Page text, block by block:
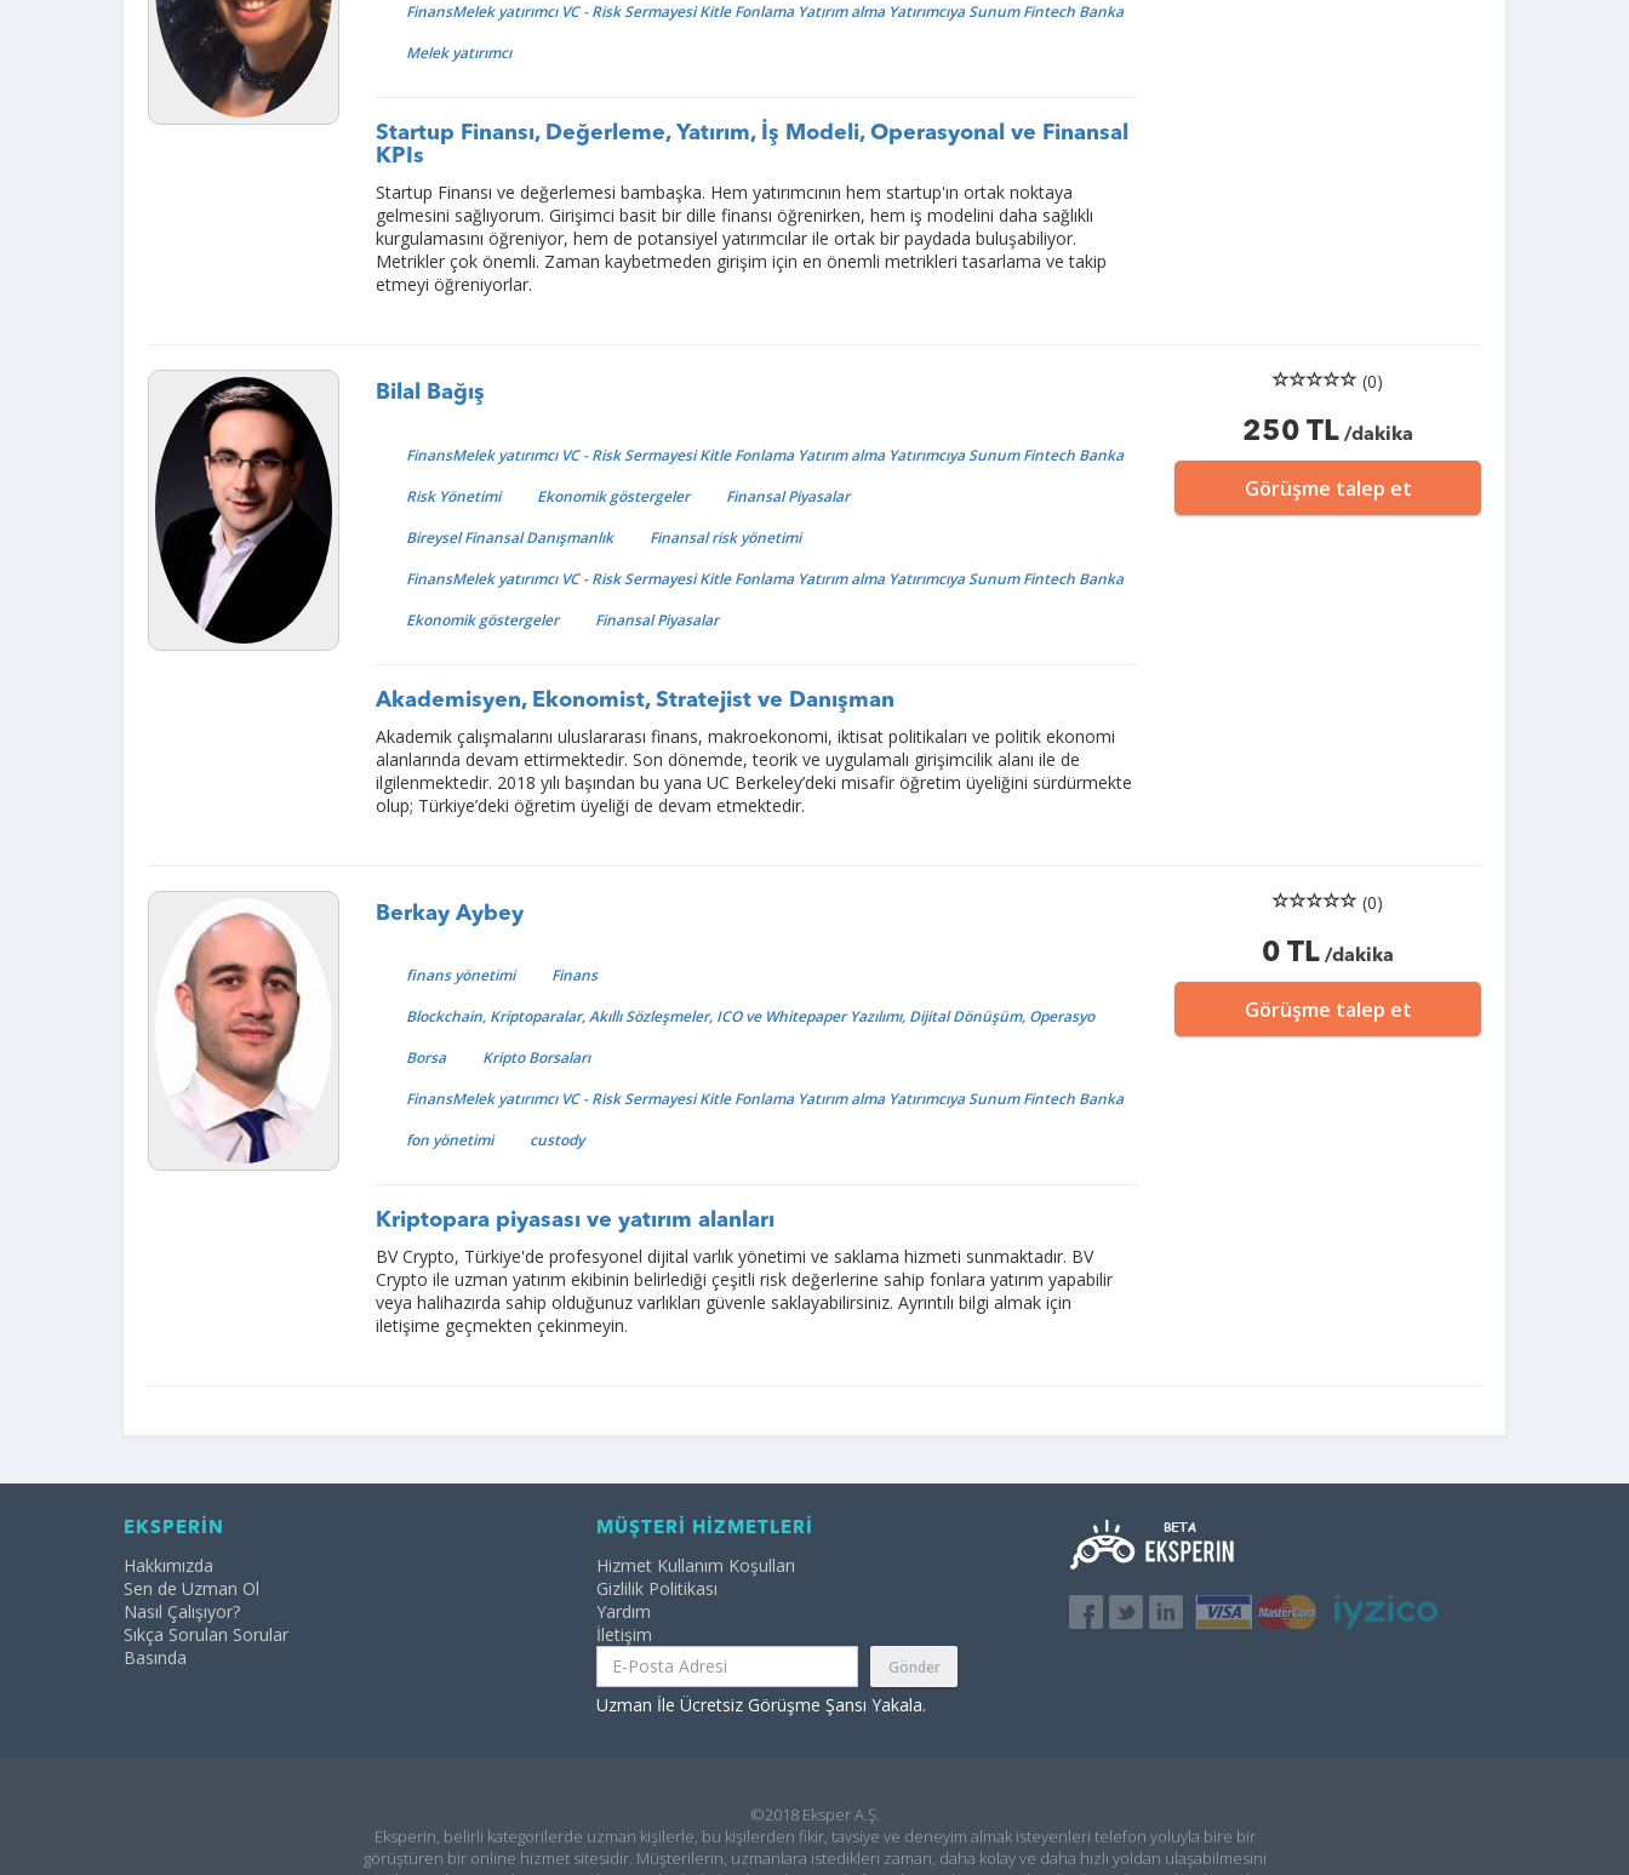
FinansMelek yatırımcı VC - Risk Sermayesi Kitle Fonlama Yatırım alma Yatırımcıya Sunum Fintech Banka
Melek yatırımcı
Startup Finansı, Değerleme, Yatırım, İş Modeli, Operasyonal ve Finansal
KPIs
Startup Finansı ve değerlemesi bambaşka. Hem yatırımcının hem startup'ın ortak noktaya
gelmesini sağlıyorum. Girişimci basit bir dille finansı öğrenirken, hem iş modelini daha sağlıklı
kurgulamasını öğreniyor, hem de potansiyel yatırımcılar ile ortak bir paydada buluşabiliyor.
Metrikler çok önemli. Zaman kaybetmeden girişim için en önemli metrikleri tasarlama ve takip
etmeyi öğreniyorlar.
Bilal Bağış
FinansMelek yatırımcı VC - Risk Sermayesi Kitle Fonlama Yatırım alma Yatırımcıya Sunum Fintech Banka
Risk Yönetimi
Ekonomik göstergeler
Finansal Piyasalar
Bireysel Finansal Danışmanlık
Finansal risk yönetimi
FinansMelek yatırımcı VC - Risk Sermayesi Kitle Fonlama Yatırım alma Yatırımcıya Sunum Fintech Banka
Ekonomik göstergeler
Finansal Piyasalar
Akademisyen, Ekonomist, Stratejist ve Danışman
Akademik çalışmalarını uluslararası finans, makroekonomi, iktisat politikaları ve politik ekonomi
alanlarında devam ettirmektedir. Son dönemde, teorik ve uygulamalı girişimcilik alanı ile de
ilgilenmektedir. 2018 yılı başından bu yana UC Berkeley’deki misafir öğretim üyeliğini sürdürmekte
olup; Türkiye’deki öğretim üyeliği de devam etmektedir.
(0)
250 TL /dakika
Görüşme talep et
Berkay Aybey
finans yönetimi
Finans
Blockchain, Kriptoparalar, Akıllı Sözleşmeler, ICO ve Whitepaper Yazılımı, Dijital Dönüşüm, Operasyo
Borsa
Kripto Borsaları
FinansMelek yatırımcı VC - Risk Sermayesi Kitle Fonlama Yatırım alma Yatırımcıya Sunum Fintech Banka
fon yönetimi
custody
Kriptopara piyasası ve yatırım alanları
BV Crypto, Türkiye'de profesyonel dijital varlık yönetimi ve saklama hizmeti sunmaktadır. BV
Crypto ile uzman yatırım ekibinin belirlediği çeşitli risk değerlerine sahip fonlara yatırım yapabilir
veya halihazırda sahip olduğunuz varlıkları güvenle saklayabilirsiniz. Ayrıntılı bilgi almak için
iletişime geçmekten çekinmeyin.
(0)
0 TL /dakika
Görüşme talep et
EKSPERİN
Hakkımızda
Sen de Uzman Ol
Nasıl Çalışıyor?
Sıkça Sorulan Sorular
Basında
MÜŞTERİ HİZMETLERİ
Hizmet Kullanım Koşulları
Gizlilik Politikası
Yardım
İletişim
Gönder
Uzman İle Ücretsiz Görüşme Şansı Yakala.
©2018 Eksper A.Ş.
Eksperin, belirli kategorilerde uzman kişilerle, bu kişilerden fikir, tavsiye ve deneyim almak isteyenleri telefon yoluyla bire bir
görüştüren bir online hizmet sitesidir. Müşterilerin, uzmanlara istedikleri zaman, daha kolay ve daha hızlı yoldan ulaşabilmesini